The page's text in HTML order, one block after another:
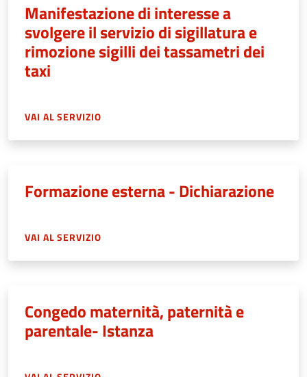
Manifestazione di interesse a
svolgere il servizio di sigillatura e
rimozione sigilli dei tassametri dei
taxi
VAI AL SERVIZIO
Formazione esterna - Dichiarazione
VAI AL SERVIZIO
Congedo maternità, paternità e
parentale- Istanza